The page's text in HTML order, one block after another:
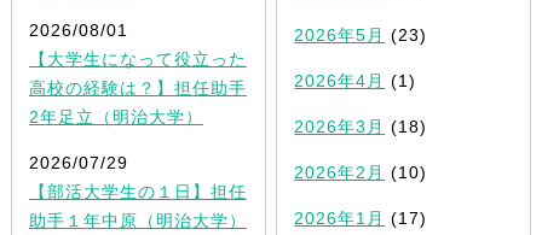
2026/08/01
【大学生になって役立った
高校の経験は？】担任助手
2年足立（明治大学）
2026/07/29
【部活大学生の１日】担任
助手１年中原（明治大学）
2026年5月 (23)
2026年4月 (1)
2026年3月 (18)
2026年2月 (10)
2026年1月 (17)